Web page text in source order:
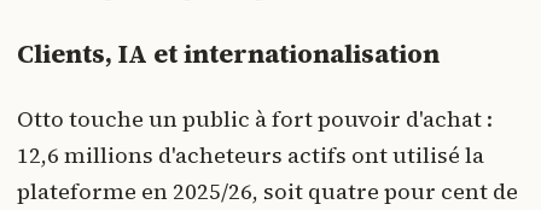
Clients, IA et internationalisation
Otto touche un public à fort pouvoir d'achat :
12,6 millions d'acheteurs actifs ont utilisé la
plateforme en 2025/26, soit quatre pour cent de